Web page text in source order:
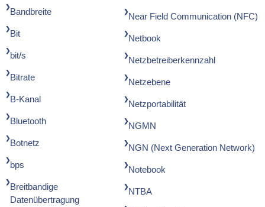
Bandbreite
Bit
bit/s
Bitrate
B-Kanal
Bluetooth
Botnetz
bps
Breitbandige
Datenübertragung
Near Field Communication (NFC)
Netbook
Netzbetreiberkennzahl
Netzebene
Netzportabilität
NGMN
NGN (Next Generation Network)
Notebook
NTBA